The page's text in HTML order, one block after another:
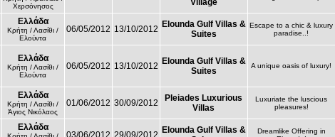
Χερσόνησος
Village
Ελλάδα
Κρήτη / Λασίθι /
Ελούντα
06/05/2012 13/10/2012 Elounda Gulf Villas &
Suites
Escape to a chic & luxury
paradise..!
Ελλάδα
Κρήτη / Λασίθι /
Ελούντα
06/05/2012 13/10/2012 Elounda Gulf Villas &
Suites
A unique oasis of luxury!
Ελλάδα
Κρήτη / Λασίθι /
Άγιος Νικόλαος
01/06/2012 30/09/2012
Pleiades Luxurious
Villas
Luxuriate the luscious
pleasures!
Ελλάδα
03/06/2012 29/09/2012 Elounda Gulf Villas &
Dreamlike Offering in